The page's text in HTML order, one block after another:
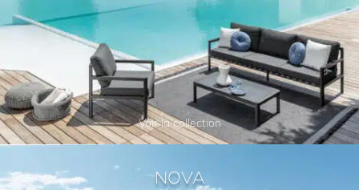
Voir la collection
NOVA